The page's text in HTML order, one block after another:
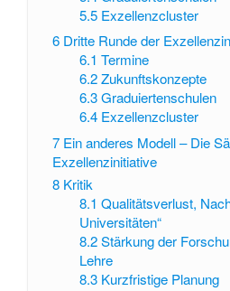
5.5 Exzellenzcluster
6 Dritte Runde der
6.1 Termine
6.2 Zukunftskonzepte
6.3 Graduiertenschulen
6.4 Exzellenzcluster
7 Ein anderes Modell – Die
Exzellenzinitiative
8 Kritik
8.1 Qualitätsverlust,
Universitäten“
8.2 Stärkung der
Lehre
8.3 Kurzfristige Planung